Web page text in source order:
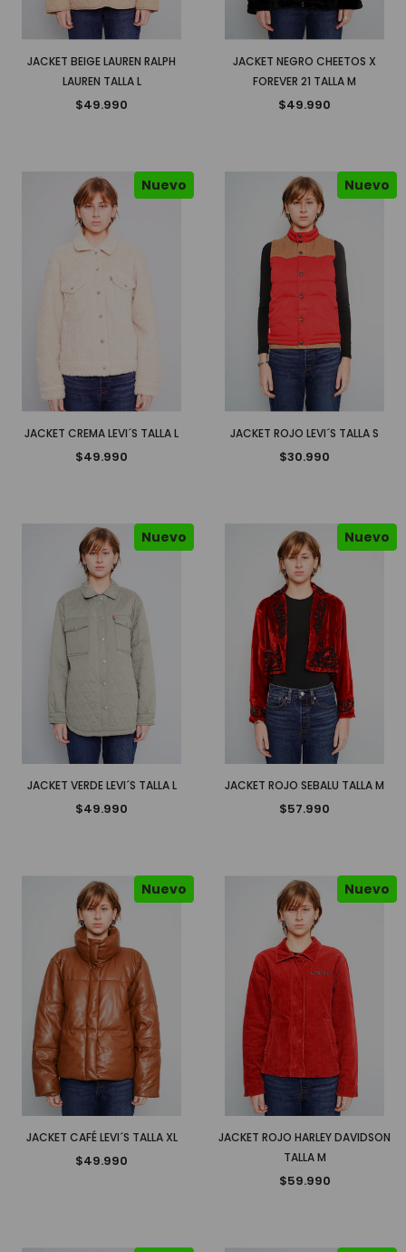
JACKET BEIGE LAUREN RALPH
LAUREN TALLA L
$49.990
JACKET NEGRO CHEETOS X
FOREVER 21 TALLA M
$49.990
Nuevo
JACKET CREMA LEVI´S TALLA L
$49.990
Nuevo
JACKET ROJO LEVI´S TALLA S
$30.990
Nuevo
JACKET VERDE LEVI´S TALLA L
$49.990
Nuevo
JACKET ROJO SEBALU TALLA M
$57.990
Nuevo
JACKET CAFÉ LEVI´S TALLA XL
$49.990
Nuevo
JACKET ROJO HARLEY DAVIDSON
TALLA M
$59.990